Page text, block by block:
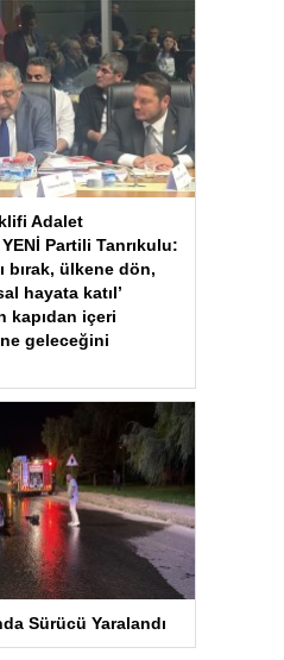
Adalet
Partili Tanrıkulu:
bırak, ülkene dön,
hayata katıl’
kapıdan içeri
geleceğini
Sürücü Yaralandı